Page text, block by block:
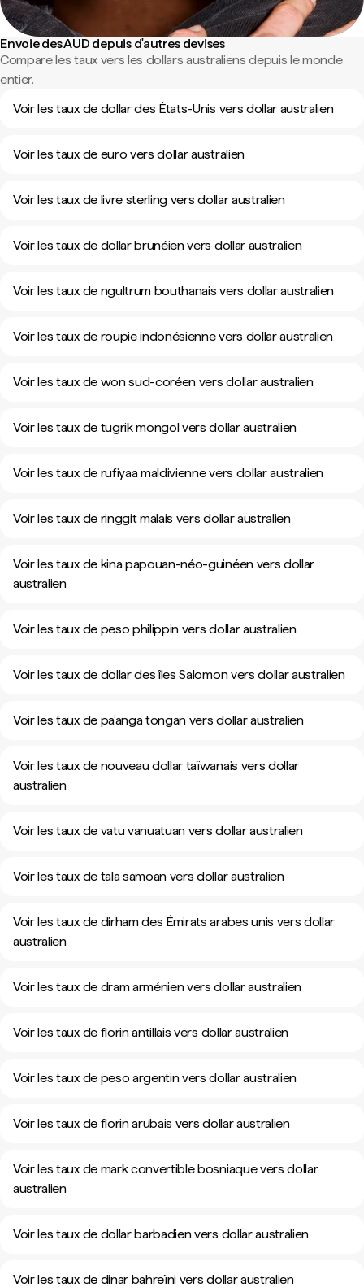
Envoie des AUD depuis d'autres devises
Compare les taux vers les dollars australiens depuis le monde
entier.
Voir les taux de dollar des États-Unis vers dollar australien
Voir les taux de euro vers dollar australien
Voir les taux de livre sterling vers dollar australien
Voir les taux de dollar brunéien vers dollar australien
Voir les taux de ngultrum bouthanais vers dollar australien
Voir les taux de roupie indonésienne vers dollar australien
Voir les taux de won sud-coréen vers dollar australien
Voir les taux de tugrik mongol vers dollar australien
Voir les taux de rufiyaa maldivienne vers dollar australien
Voir les taux de ringgit malais vers dollar australien
Voir les taux de kina papouan-néo-guinéen vers dollar
australien
Voir les taux de peso philippin vers dollar australien
Voir les taux de dollar des îles Salomon vers dollar australien
Voir les taux de pa’anga tongan vers dollar australien
Voir les taux de nouveau dollar taïwanais vers dollar
australien
Voir les taux de vatu vanuatuan vers dollar australien
Voir les taux de tala samoan vers dollar australien
Voir les taux de dirham des Émirats arabes unis vers dollar
australien
Voir les taux de dram arménien vers dollar australien
Voir les taux de florin antillais vers dollar australien
Voir les taux de peso argentin vers dollar australien
Voir les taux de florin arubais vers dollar australien
Voir les taux de mark convertible bosniaque vers dollar
australien
Voir les taux de dollar barbadien vers dollar australien
Voir les taux de dinar bahreïni vers dollar australien